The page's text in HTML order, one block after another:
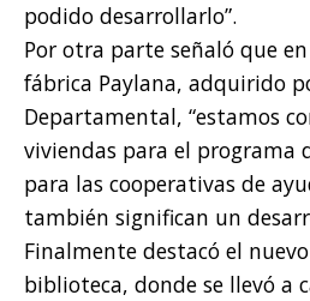
podido desarrollarlo”.
Por otra parte señaló que
fábrica Paylana, adquirido
Departamental, “estamos
viviendas para el programa
para las cooperativas de
también significan un
Finalmente destacó el
biblioteca, donde se llevó a